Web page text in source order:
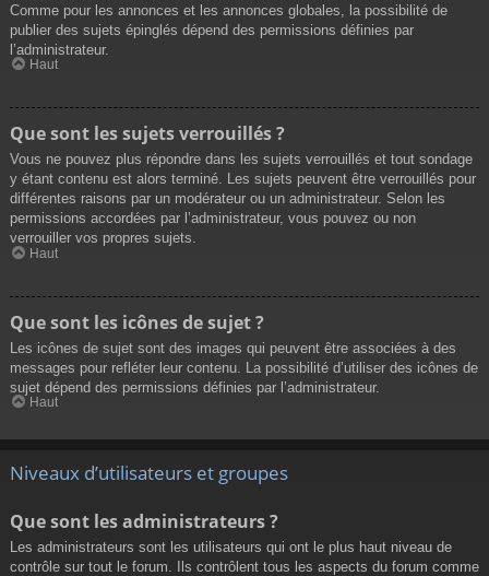
Comme pour les annonces et les annonces globales, la possibilité de
publier des sujets épinglés dépend des permissions définies par
l’administrateur.
Haut
Que sont les sujets verrouillés ?
Vous ne pouvez plus répondre dans les sujets verrouillés et tout sondage
y étant contenu est alors terminé. Les sujets peuvent être verrouillés pour
différentes raisons par un modérateur ou un administrateur. Selon les
permissions accordées par l’administrateur, vous pouvez ou non
verrouiller vos propres sujets.
Haut
Que sont les icônes de sujet ?
Les icônes de sujet sont des images qui peuvent être associées à des
messages pour refléter leur contenu. La possibilité d’utiliser des icônes de
sujet dépend des permissions définies par l’administrateur.
Haut
Niveaux d’utilisateurs et groupes
Que sont les administrateurs ?
Les administrateurs sont les utilisateurs qui ont le plus haut niveau de
contrôle sur tout le forum. Ils contrôlent tous les aspects du forum comme